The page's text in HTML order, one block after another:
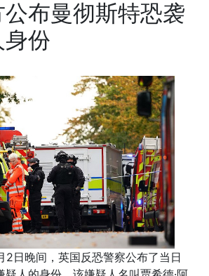
布曼彻斯特恐袭
份
晚间，英国反恐警察公布了当日